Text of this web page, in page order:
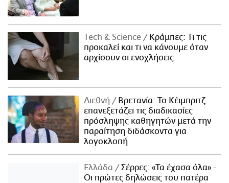
Τech & Science
Κράμπες: Τι τις
προκαλεί και τι να κάνουμε όταν
αρχίσουν οι ενοχλήσεις
Διεθνή
Βρετανία: Το Κέιμπριτζ
επανεξετάζει τις διαδικασίες
πρόσληψης καθηγητών μετά την
παραίτηση διδάσκοντα για
λογοκλοπή
Ελλάδα
Σέρρες: «Τα έχασα όλα» -
Οι πρώτες δηλώσεις του πατέρα